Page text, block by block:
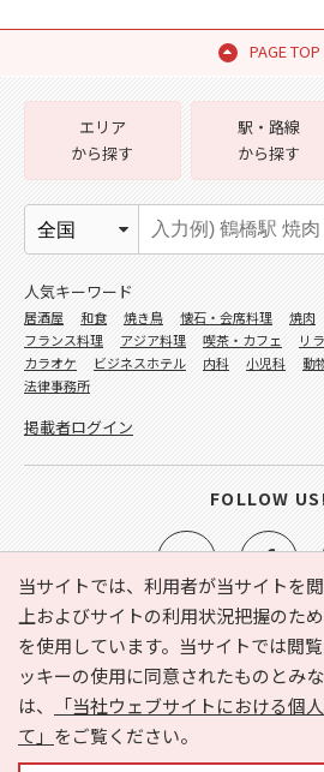
PAGE TOP
当サイトでは、利用者が当サイトを
上およびサイトの利用状況把握のた
を使用しています。当サイトでは閲
ッキーの使用に同意されたものとみ
は、
「当社ウェブサイトにおける個
て」 をご覧ください。
e-NAVITA（イーナビタ）とは？ お
利用規約
個人情報の取り扱いにつ
サイトマップ
広告掲載に関す
エリア
から探す
駅・路線
から探す
人気キーワード
居酒屋 和食 焼き鳥 懐石・会席料理 焼肉
フランス料理
アジア料理 喫茶・カフェ リ
カラオケ
ビジネスホテル 内科 小児科 動
法律事務所
掲載者ログイン
FOLLOW